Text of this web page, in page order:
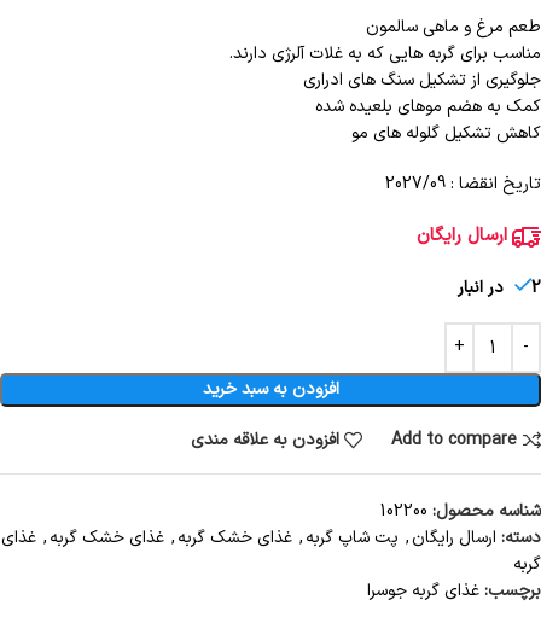
طعم مرغ و ماهی سالمون
مناسب برای گربه هایی که به غلات آلرژی دارند.
جلوگیری از تشکیل سنگ های ادراری
کمک به هضم موهای بلعیده شده
کاهش تشکیل گلوله های مو
تاریخ انقضا : 2027/09
ارسال رایگان
2 در انبار
افزودن به سبد خرید
Add to compare
افزودن به علاقه مندی
شناسه محصول: 102200
دسته: ارسال رایگان, پت شاپ گربه, غذای خشک گربه, غذای خشک گربه, غذای
گربه
برچسب:غذای گربه جوسرا